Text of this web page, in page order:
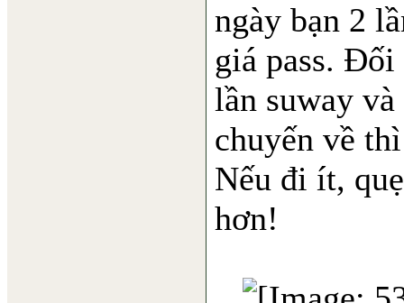
ngày bạn 2
giá pass. Đối
lần suway
chuyến về
Nếu đi ít,
hơn!